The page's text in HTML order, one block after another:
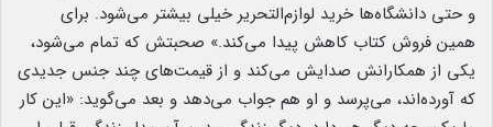
و حتی دانشگاه‌ها خرید لوازم‌التحریر خیلی بیشتر می‌شود. برای
همین فروش کتاب کاهش پیدا می‌کند.» صحبتش که تمام می‌شود،
یکی از همکارانش صدایش می‌کند و از قیمت‌های چند جنس جدیدی
که آورده‌اند، می‌پرسد و او هم جواب می‌دهد و بعد می‌گوید: «این کار